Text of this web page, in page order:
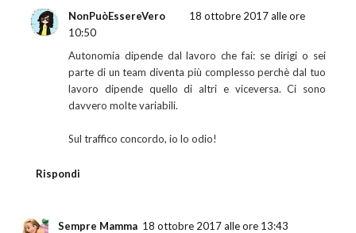
NonPuòEssereVero
18 ottobre 2017 alle ore
10:50
Autonomia dipende dal lavoro che fai: se dirigi o sei
parte di un team diventa più complesso perchè dal tuo
lavoro dipende quello di altri e viceversa. Ci sono
davvero molte variabili.
Sul traffico concordo, io lo odio!
Rispondi
Sempre Mamma 18 ottobre 2017 alle ore 13:43